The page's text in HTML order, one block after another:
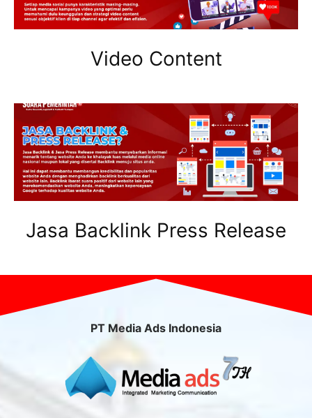
Video Content
Jasa Backlink Press Release
PT Media Ads Indonesia